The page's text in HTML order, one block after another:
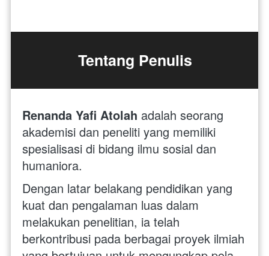
Tentang Penulis
Renanda Yafi Atolah adalah seorang
akademisi dan peneliti yang memiliki
spesialisasi di bidang ilmu sosial dan
humaniora.
Dengan latar belakang pendidikan yang
kuat dan pengalaman luas dalam
melakukan penelitian, ia telah
berkontribusi pada berbagai proyek ilmiah